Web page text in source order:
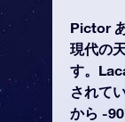
Pictor
現代の
す。
されて
から -